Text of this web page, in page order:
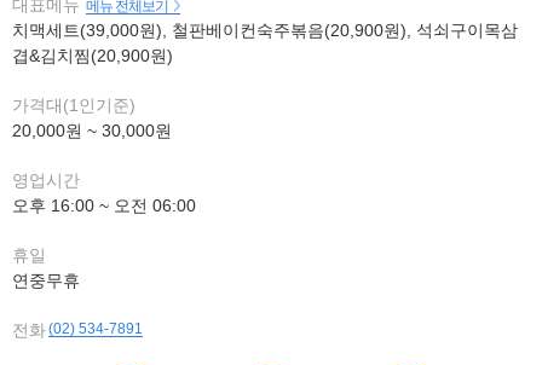
대표메뉴 메뉴 전체보기
치맥세트(39,000원), 철판베이컨숙주볶음(20,900원), 석쇠구이목삼
겹&김치찜(20,900원)
가격대(1인기준)
20,000원 ~ 30,000원
영업시간
오후 16:00 ~ 오전 06:00
휴일
연중무휴
전화(02) 534-7891